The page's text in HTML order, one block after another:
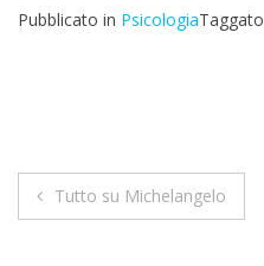
Pubblicato in PsicologiaTaggato
Navigazione
Tutto su Michelangelo